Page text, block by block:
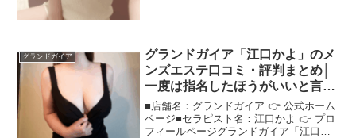
グランドガイア
グランドガイア「江口かよ」のメ
ンズエステ口コミ・評判まとめ│
一度は指名したほうがいいと言わ
れる理由とは？
■店舗名：グランドガイア 👉 公式ホーム
ページ■セラピスト名：江口かよ 👉 プロ
フィールページグランドガイア「江口か